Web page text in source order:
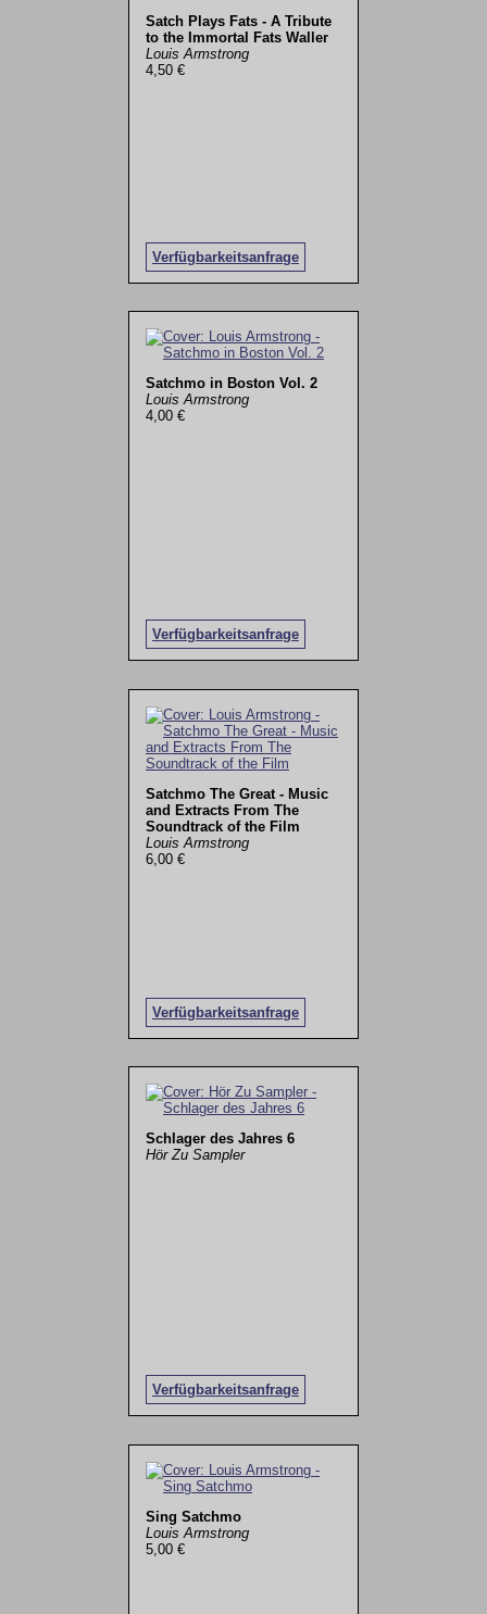
Satch Plays Fats - A Tribute
to the Immortal Fats Waller
Louis Armstrong
4,50 €
Verfügbarkeitsanfrage
Satchmo in Boston Vol. 2
Louis Armstrong
4,00 €
Verfügbarkeitsanfrage
Satchmo The Great - Music
and Extracts From The
Soundtrack of the Film
Louis Armstrong
6,00 €
Verfügbarkeitsanfrage
Schlager des Jahres 6
Hör Zu Sampler
Verfügbarkeitsanfrage
Sing Satchmo
Louis Armstrong
5,00 €